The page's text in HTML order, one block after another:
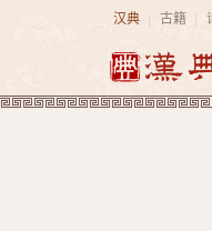
汉典 古籍